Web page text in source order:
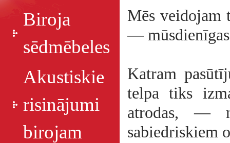
Biroja
sēdmēbeles
Akustiskie
risinājumi
birojam
Mēs veidojam
—
Katram
telpa tiks
atrodas, —
sabiedriskiem